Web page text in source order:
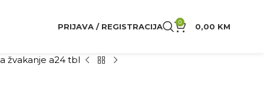
PRIJAVA / REGISTRACIJA 0 0,00 KM
žvakanje a24 tbl